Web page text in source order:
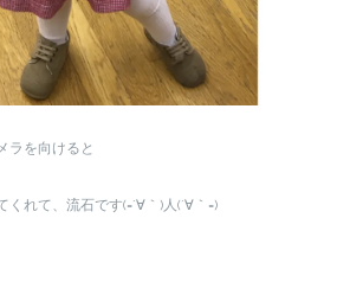
ラを向けると
れて、流石です(=´∀｀)人(´∀｀=)